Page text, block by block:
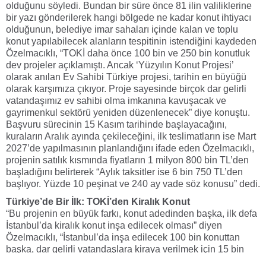
olduğunu söyledi. Bundan bir süre önce 81 ilin valiliklerine
bir yazı gönderilerek hangi bölgede ne kadar konut ihtiyacı
olduğunun, belediye imar sahaları içinde kalan ve toplu
konut yapılabilecek alanların tespitinin istendiğini kaydeden
Özelmacıklı, “TOKİ daha önce 100 bin ve 250 bin konutluk
dev projeler açıklamıştı. Ancak ‘Yüzyılın Konut Projesi’
olarak anılan Ev Sahibi Türkiye projesi, tarihin en büyüğü
olarak karşımıza çıkıyor. Proje sayesinde birçok dar gelirli
vatandaşımız ev sahibi olma imkanına kavuşacak ve
gayrimenkul sektörü yeniden düzenlenecek” diye konuştu.
Başvuru sürecinin 15 Kasım tarihinde başlayacağını,
kuraların Aralık ayında çekileceğini, ilk teslimatların ise Mart
2027’de yapılmasının planlandığını ifade eden Özelmacıklı,
projenin satılık kısmında fiyatların 1 milyon 800 bin TL’den
başladığını belirterek “Aylık taksitler ise 6 bin 750 TL’den
başlıyor. Yüzde 10 peşinat ve 240 ay vade söz konusu” dedi.
Türkiye’de Bir İlk: TOKİ’den Kiralık Konut
“Bu projenin en büyük farkı, konut adedinden başka, ilk defa
İstanbul’da kiralık konut inşa edilecek olması” diyen
Özelmacıklı, “İstanbul’da inşa edilecek 100 bin konuttan
başka, dar gelirli vatandaşlara kiraya verilmek için 15 bin